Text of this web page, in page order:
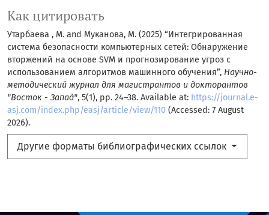
Как цитировать
Утарбаева , М. and Муканова, М. (2025) “Интегрированная
система безопасности компьютерных сетей: Обнаружение
вторжений на основе SVM и прогнозирование угроз с
использованием алгоритмов машинного обучения”, Научно-
методический журнал для магистрантов и докторантов
"Восток - Запад", 5(1), pp. 24–38. Available at: https://journal.e-
asj.com/index.php/easj/article/view/110 (Accessed: 7 August
2026).
Другие форматы библиографических ссылок